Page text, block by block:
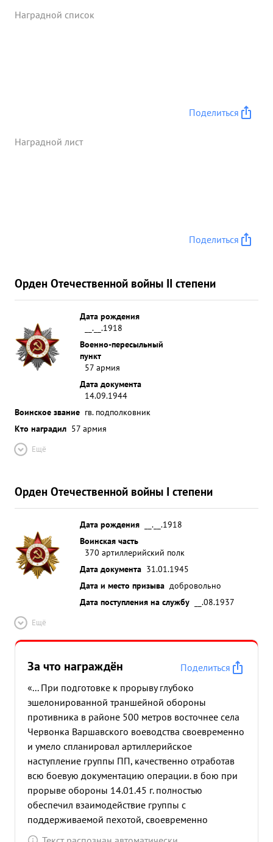
Наградной список
Поделиться
Наградной лист
Поделиться
Орден Отечественной войны II степени
Дата рождения
__.__.1918
Военно-пересыльный
пункт
57 армия
Дата документа
14.09.1944
Воинское звание гв. подполковник
Кто наградил 57 армия
Ещё
Орден Отечественной войны I степени
Дата рождения
__.__.1918
Воинская часть
370 артиллерийский полк
Дата документа 31.01.1945
Дата и место призыва добровольно
Дата поступления на службу
__.08.1937
Ещё
За что награждён
Поделиться
«... При подготовке к прорыву глубоко
эшелонированной траншейной обороны
противника в районе 500 метров восточнее села
Червонка Варшавского воеводства своевременно
и умело спланировал артиллерийское
наступление группы ПП, качественно отработав
всю боевую документацию операции. в бою при
прорыве обороны 14.01.45 г. полностью
обеспечил взаимодействие группы с
поддерживаемой пехотой, своевременно
обеспечивая артиллерийский огонь по огневой